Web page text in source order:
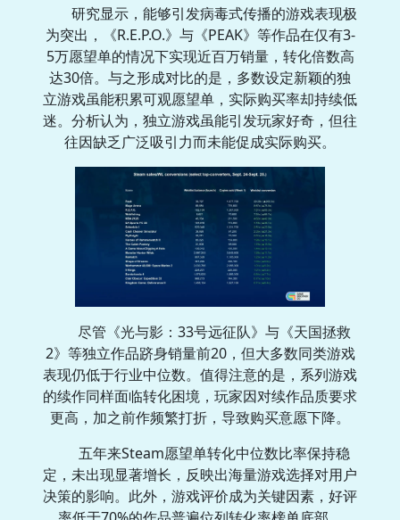
研究显示，能够引发病毒式传播的游戏表现极
为突出，《R.E.P.O.》与《PEAK》等作品在仅有3-
5万愿望单的情况下实现近百万销量，转化倍数高
达30倍。与之形成对比的是，多数设定新颖的独
立游戏虽能积累可观愿望单，实际购买率却持续低
迷。分析认为，独立游戏虽能引发玩家好奇，但往
往因缺乏广泛吸引力而未能促成实际购买。
尽管《光与影：33号远征队》与《天国拯救
2》等独立作品跻身销量前20，但大多数同类游戏
表现仍低于行业中位数。值得注意的是，系列游戏
的续作同样面临转化困境，玩家因对续作品质要求
更高，加之前作频繁打折，导致购买意愿下降。
五年来Steam愿望单转化中位数比率保持稳
定，未出现显著增长，反映出海量游戏选择对用户
决策的影响。此外，游戏评价成为关键因素，好评